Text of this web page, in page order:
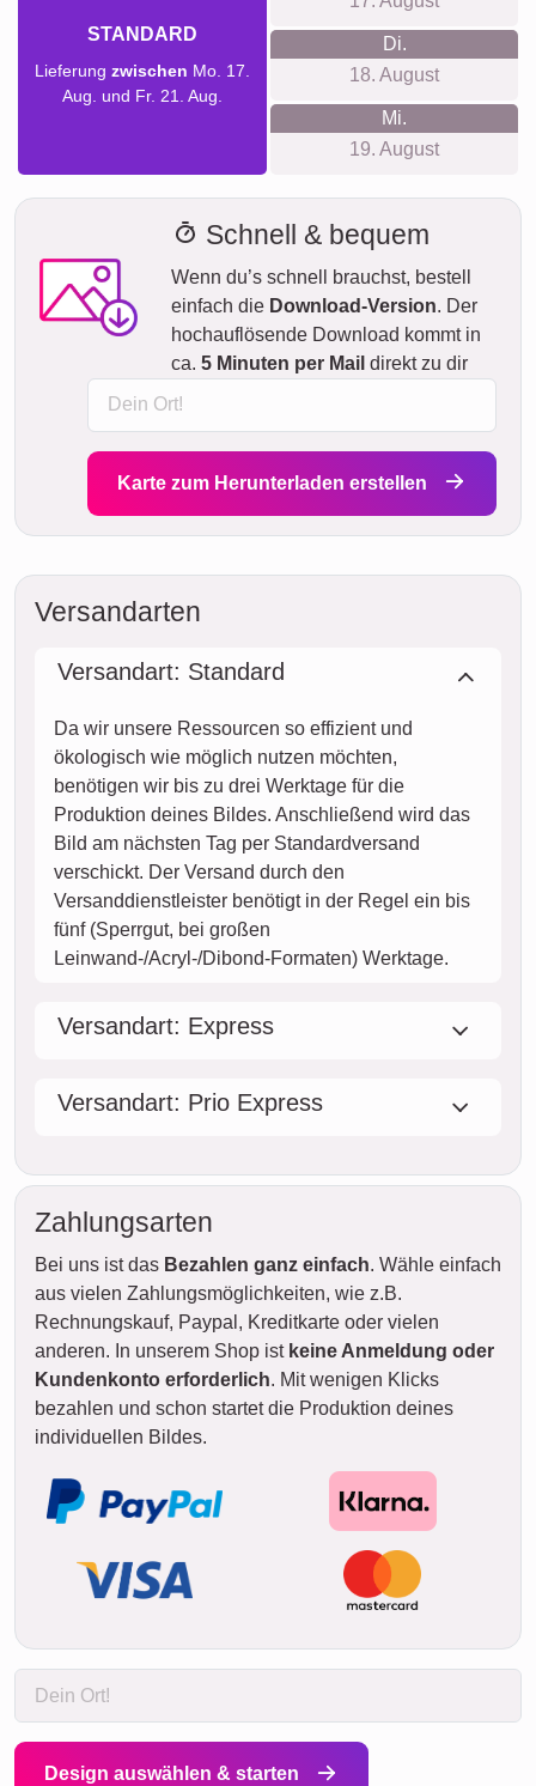
STANDARD
Lieferung zwischen Mo. 17.
Aug. und Fr. 21. Aug.
Di.
18. August
Mi.
19. August
Schnell & bequem
Wenn du’s schnell brauchst, bestell
einfach die Download-Version. Der
hochauflösende Download kommt in
ca. 5 Minuten per Mail direkt zu dir
Karte zum Herunterladen erstellen
Versandarten
Versandart: Standard
Da wir unsere Ressourcen so effizient und
ökologisch wie möglich nutzen möchten,
benötigen wir bis zu drei Werktage für die
Produktion deines Bildes. Anschließend wird das
Bild am nächsten Tag per Standardversand
verschickt. Der Versand durch den
Versanddienstleister benötigt in der Regel ein bis
fünf (Sperrgut, bei großen
Leinwand-/Acryl-/Dibond-Formaten) Werktage.
Versandart: Express
Versandart: Prio Express
Zahlungsarten
Bei uns ist das Bezahlen ganz einfach. Wähle einfach
aus vielen Zahlungsmöglichkeiten, wie z.B.
Rechnungskauf, Paypal, Kreditkarte oder vielen
anderen. In unserem Shop ist keine Anmeldung oder
Kundenkonto erforderlich. Mit wenigen Klicks
bezahlen und schon startet die Produktion deines
individuellen Bildes.
Design auswählen & starten